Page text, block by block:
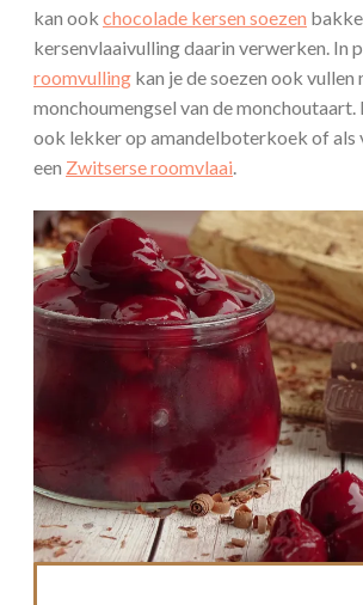
kan ook chocolade kersen soezen
kersenvlaaivulling daarin verwerken. In
roomvulling kan je de soezen ook vullen
monchoumengsel van de monchoutaart.
ook lekker op amandelboterkoek of als
een Zwitserse roomvlaai